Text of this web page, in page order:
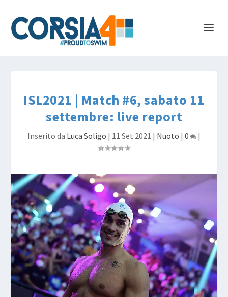
ISL2021 | Match #6, sabato 11
settembre: live report
Inserito da Luca Soligo | 11 Set 2021 | Nuoto | 0 |